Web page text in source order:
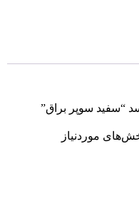
“سفید سوپر براق”
موردنیاز